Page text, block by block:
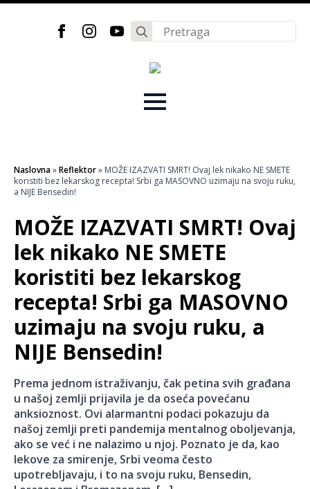
Search
for:
Naslovna»Reflektor» MOŽE IZAZVATI SMRT! Ovaj lek nikako NE SMETE
koristiti bez lekarskog recepta! Srbi ga MASOVNO uzimaju na svoju ruku,
a NIJE Bensedin!
MOŽE IZAZVATI SMRT! Ovaj
lek nikako NE SMETE
koristiti bez lekarskog
recepta! Srbi ga MASOVNO
uzimaju na svoju ruku, a
NIJE Bensedin!
Prema jednom istraživanju, čak petina svih građana
u našoj zemlji prijavila je da oseća povećanu
anksioznost. Ovi alarmantni podaci pokazuju da
našoj zemlji preti pandemija mentalnog oboljevanja,
ako se već i ne nalazimo u njoj. Poznato je da, kao
lekove za smirenje, Srbi veoma često
upotrebljavaju, i to na svoju ruku, Bensedin,